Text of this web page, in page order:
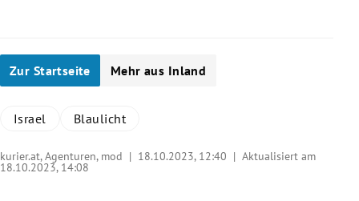
Zur Startseite Mehr aus Inland
Israel Blaulicht
kurier.at, Agenturen, mod | 18.10.2023, 12:40 | Aktualisiert am
18.10.2023, 14:08